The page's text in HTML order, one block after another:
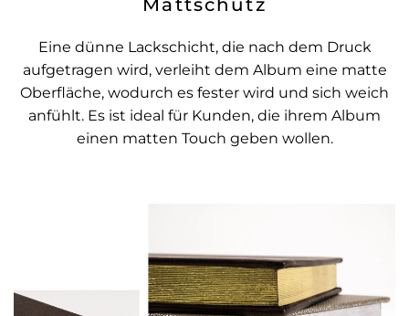
Mattschutz
Eine dünne Lackschicht, die nach dem Druck
aufgetragen wird, verleiht dem Album eine matte
Oberfläche, wodurch es fester wird und sich weich
anfühlt. Es ist ideal für Kunden, die ihrem Album
einen matten Touch geben wollen.